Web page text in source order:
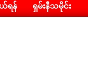
ရန် ရှမ်းနီသမိုင်း